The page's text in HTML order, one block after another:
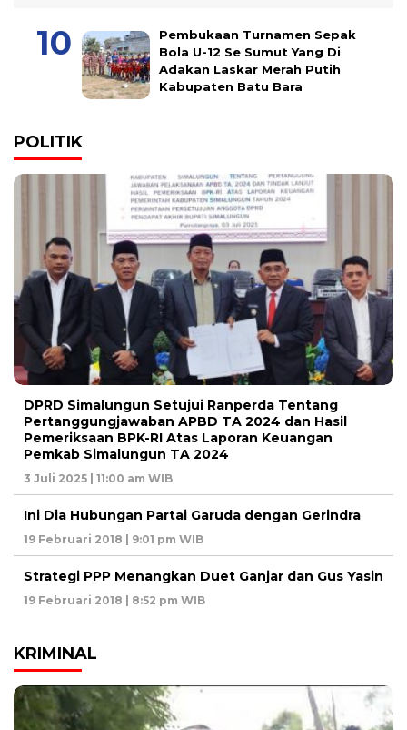
Pembukaan Turnamen Sepak
Bola U-12 Se Sumut Yang Di
Adakan Laskar Merah Putih
Kabupaten Batu Bara
POLITIK
DPRD Simalungun Setujui Ranperda Tentang
Pertanggungjawaban APBD TA 2024 dan Hasil
Pemeriksaan BPK-RI Atas Laporan Keuangan
Pemkab Simalungun TA 2024
3 Juli 2025 | 11:00 am WIB
Ini Dia Hubungan Partai Garuda dengan Gerindra
19 Februari 2018 | 9:01 pm WIB
Strategi PPP Menangkan Duet Ganjar dan Gus Yasin
19 Februari 2018 | 8:52 pm WIB
KRIMINAL